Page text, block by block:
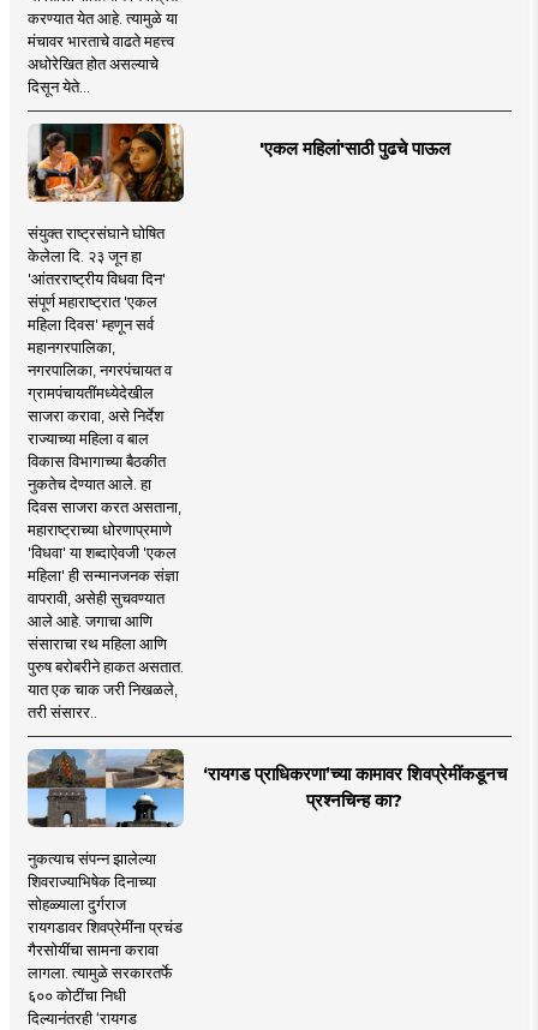
करण्यात येत आहे. त्यामुळे या
मंचावर भारताचे वाढते महत्त्व
अधोरेखित होत असल्याचे
दिसून येते...
'एकल महिलां'साठी पुढचे पाऊल
संयुक्त राष्ट्रसंघाने घोषित
केलेला दि. २३ जून हा
'आंतरराष्ट्रीय विधवा दिन'
संपूर्ण महाराष्ट्रात 'एकल
महिला दिवस' म्हणून सर्व
महानगरपालिका,
नगरपालिका, नगरपंचायत व
ग्रामपंचायतींमध्येदेखील
साजरा करावा, असे निर्देश
राज्याच्या महिला व बाल
विकास विभागाच्या बैठकीत
नुकतेच देण्यात आले. हा
दिवस साजरा करत असताना,
महाराष्ट्राच्या धोरणाप्रमाणे
'विधवा' या शब्दाऐवजी 'एकल
महिला' ही सन्मानजनक संज्ञा
वापरावी, असेही सुचवण्यात
आले आहे. जगाचा आणि
संसाराचा रथ महिला आणि
पुरुष बरोबरीने हाकत असतात.
यात एक चाक जरी निखळले,
तरी संसारर..
‘रायगड प्राधिकरणा’च्या कामावर शिवप्रेमींकडूनच
प्रश्नचिन्ह का?
नुकत्याच संपन्न झालेल्या
शिवराज्याभिषेक दिनाच्या
सोहळ्याला दुर्गराज
रायगडावर शिवप्रेमींना प्रचंड
गैरसोयींचा सामना करावा
लागला. त्यामुळे सरकारतर्फे
६०० कोटींचा निधी
दिल्यानंतरही ‘रायगड